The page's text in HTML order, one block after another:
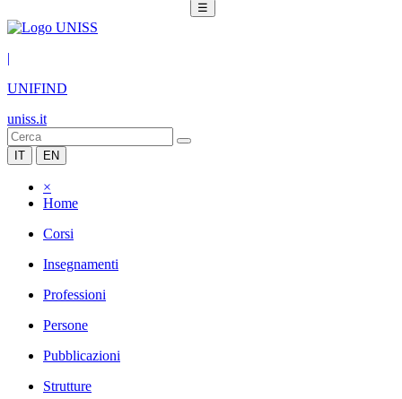
☰
|
UNIFIND
uniss.it
IT EN
×
Home
Corsi
Insegnamenti
Professioni
Persone
Pubblicazioni
Strutture